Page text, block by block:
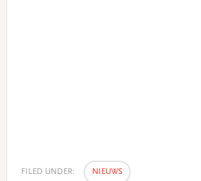
FILED UNDER: NIEUWS